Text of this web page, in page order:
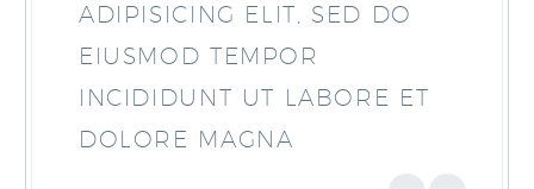
ADIPISICING ELIT, SED DO
EIUSMOD TEMPOR
INCIDIDUNT UT LABORE ET
DOLORE MAGNA